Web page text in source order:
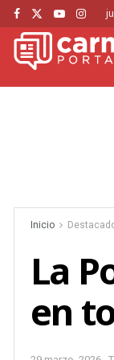
Inicio
La
en